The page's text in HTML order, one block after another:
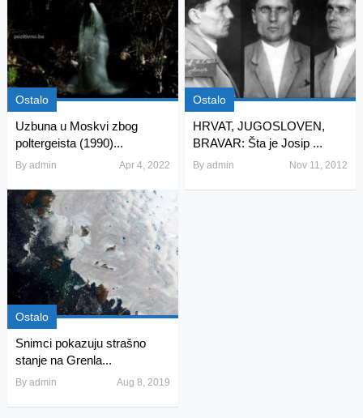
Ostalo
Uzbuna u Moskvi zbog
poltergeista (1990)...
By admin Apr 4, 2022
Ostalo
HRVAT, JUGOSLOVEN,
BRAVAR: Šta je Josip ...
Byadmin Nov 11, 2012
Ostalo
Snimci pokazuju strašno
stanje na Grenla...
By admin Aug 8, 2019